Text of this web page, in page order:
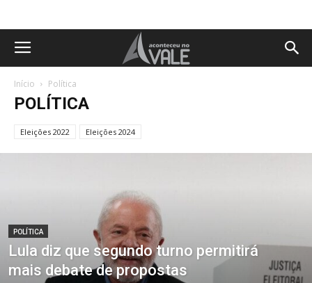
Início Política
POLÍTICA
Eleições 2022 Eleições 2024
POLÍTICA
Lula diz que segundo turno permitirá
mais debate de propostas